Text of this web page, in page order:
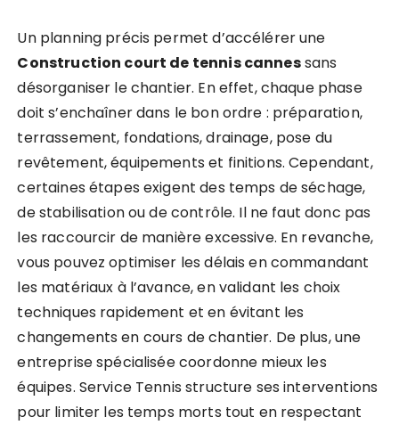
Un planning précis permet d’accélérer une
Construction court de tennis cannessans
désorganiser le chantier. En effet, chaque phase
doit s’enchaîner dans le bon ordre : préparation,
terrassement, fondations, drainage, pose du
revêtement, équipements et finitions. Cependant,
certaines étapes exigent des temps de séchage,
de stabilisation ou de contrôle. Il ne faut donc pas
les raccourcir de manière excessive. En revanche,
vous pouvez optimiser les délais en commandant
les matériaux à l’avance, en validant les choix
techniques rapidement et en évitant les
changements en cours de chantier. De plus, une
entreprise spécialisée coordonne mieux les
équipes. Service Tennis structure ses interventions
pour limiter les temps morts tout en respectant